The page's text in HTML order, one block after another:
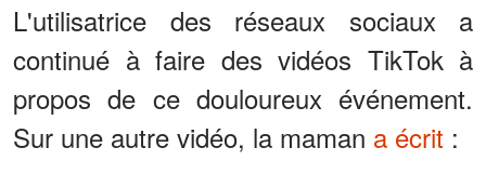
L'utilisatrice des réseaux sociaux a
continué à faire des vidéos TikTok à
propos de ce douloureux événement.
Sur une autre vidéo, la maman a écrit :